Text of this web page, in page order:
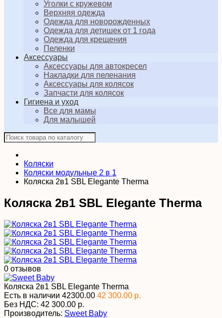
Уголки с кружевом
Верхняя одежда
Одежда для новорожденных
Одежда для детишек от 1 года
Одежда для крещения
Пеленки
Аксессуары
Аксессуары для автокресел
Накладки для пеленания
Аксессуары для колясок
Запчасти для колясок
Гигиена и уход
Все для мамы
Для малышей
Коляски
Коляски модульные 2 в 1
Коляска 2в1 SBL Elegante Therma
Коляска 2в1 SBL Elegante Therma
0 отзывов
Коляска 2в1 SBL Elegante Therma
Есть в наличии 42300.00 42 300.00 р.
Без НДС: 42 300.00 р.
Производитель: Sweet Baby